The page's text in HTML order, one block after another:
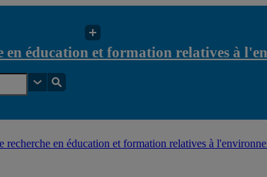
en éducation et formation relatives à
recherche en éducation et formation relatives à